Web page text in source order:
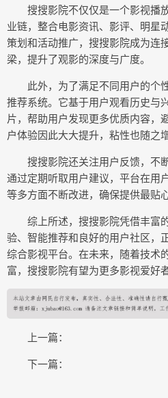
搜搜影院不仅仅是一个影视播
业链，整合电影资讯、影评、明星
策划和活动推广，搜搜影院成为连
梁，提升了观影的深度与广度。
此外，为了满足不同用户的个
推荐系统。它基于用户观看历史与
片，帮助用户发现更多优质内容，
户体验因此大大提升，粘性也随之增
搜搜影院还关注用户反馈，不
通过定期听取用户建议，平台在用
等多方面不断改进，确保提供最贴
综上所述，搜搜影院凭借丰富
验、智能推荐和良好的用户社区，
综合影视平台。在未来，随着技术
富，搜搜影院有望为更多影视爱好
上一篇：
下一篇：